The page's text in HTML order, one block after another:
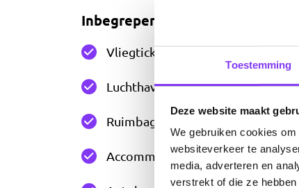
Toestemming
Deze website maakt
We gebruiken cookies
websiteverkeer te
media, adverteren en
verstrekt of die ze
Inbegrepen bij reisplan
Vliegtickets
Luchthavenbelastingen
Ruimbagage van 23 kgs per
Accommodaties